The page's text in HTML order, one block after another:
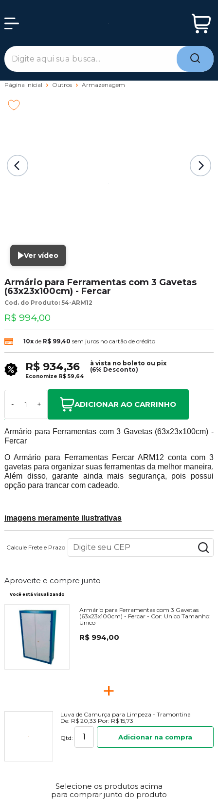
Página Inicial Outros Armazenagem
Ver vídeo
Armário para Ferramentas com 3 Gavetas
(63x23x100cm) - Fercar
Cod. do Produto: 54-ARM12
R$ 994,00
10xde R$ 99,40 sem juros no cartão de crédito
R$ 934,36
à vista no boleto ou pix
(6% Desconto)
Economize R$ 59,64
- + ADICIONAR AO CARRINHO
Armário para Ferramentas com 3 Gavetas (63x23x100cm) -
Fercar
O Armário para Ferramentas Fercar ARM12 conta com 3
gavetas para organizar suas ferramentas da melhor maneira.
Além disso, garante ainda mais segurança, pois possui
opção para trancar com cadeado.
imagens meramente ilustrativas
Calcule Frete e Prazo
Aproveite e compre junto
Você está visualizando
Armário para Ferramentas com 3 Gavetas
(63x23x100cm) - Fercar - Cor: Unico Tamanho:
Unico
R$ 994,00
+
Luva de Camurça para Limpeza - Tramontina
De: R$ 20,33 Por: R$ 15,73
Qtd: Adicionar na compra
Selecione os produtos acima
para comprar junto do produto